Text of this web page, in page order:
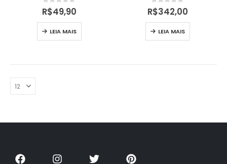
0 out of 5
R$49,90
LEIA MAIS
0out of 5
R$342,00
LEIA MAIS